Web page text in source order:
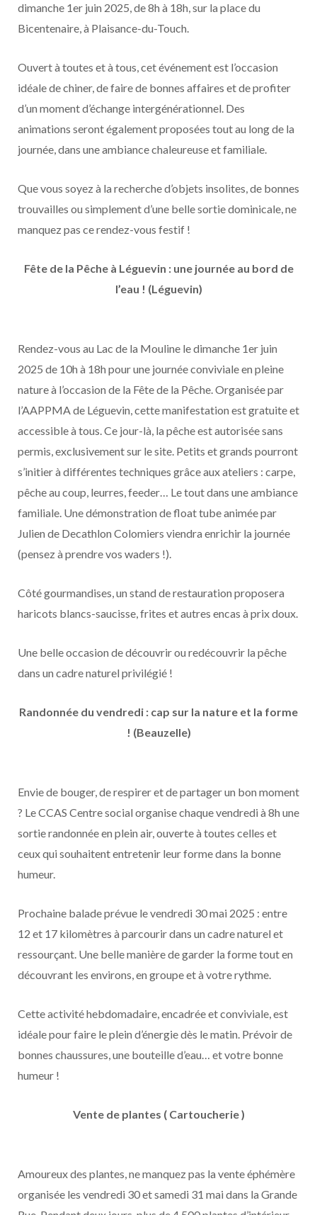
dimanche 1er juin 2025, de 8h à 18h, sur la place du
Bicentenaire, à Plaisance-du-Touch.
Ouvert à toutes et à tous, cet événement est l’occasion
idéale de chiner, de faire de bonnes affaires et de profiter
d’un moment d’échange intergénérationnel. Des
animations seront également proposées tout au long de la
journée, dans une ambiance chaleureuse et familiale.
Que vous soyez à la recherche d’objets insolites, de bonnes
trouvailles ou simplement d’une belle sortie dominicale, ne
manquez pas ce rendez-vous festif !
Fête de la Pêche à Léguevin : une journée au bord de
l’eau ! (Léguevin)
Rendez-vous au Lac de la Mouline le dimanche 1er juin
2025 de 10h à 18h pour une journée conviviale en pleine
nature à l’occasion de la Fête de la Pêche. Organisée par
l’AAPPMA de Léguevin, cette manifestation est gratuite et
accessible à tous. Ce jour-là, la pêche est autorisée sans
permis, exclusivement sur le site. Petits et grands pourront
s’initier à différentes techniques grâce aux ateliers : carpe,
pêche au coup, leurres, feeder… Le tout dans une ambiance
familiale. Une démonstration de float tube animée par
Julien de Decathlon Colomiers viendra enrichir la journée
(pensez à prendre vos waders !).
Côté gourmandises, un stand de restauration proposera
haricots blancs-saucisse, frites et autres encas à prix doux.
Une belle occasion de découvrir ou redécouvrir la pêche
dans un cadre naturel privilégié !
Randonnée du vendredi : cap sur la nature et la forme
! (Beauzelle)
Envie de bouger, de respirer et de partager un bon moment
? Le CCAS Centre social organise chaque vendredi à 8h une
sortie randonnée en plein air, ouverte à toutes celles et
ceux qui souhaitent entretenir leur forme dans la bonne
humeur.
Prochaine balade prévue le vendredi 30 mai 2025 : entre
12 et 17 kilomètres à parcourir dans un cadre naturel et
ressourçant. Une belle manière de garder la forme tout en
découvrant les environs, en groupe et à votre rythme.
Cette activité hebdomadaire, encadrée et conviviale, est
idéale pour faire le plein d’énergie dès le matin. Prévoir de
bonnes chaussures, une bouteille d’eau… et votre bonne
humeur !
Vente de plantes ( Cartoucherie )
Amoureux des plantes, ne manquez pas la vente éphémère
organisée les vendredi 30 et samedi 31 mai dans la Grande